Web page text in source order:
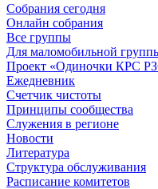
Собрания сегодня
Онлайн собрания
Все группы
Для маломобильной
Проект «Одиночки КРС
Ежедневник
Счетчик чистоты
Принципы сообщества
Служения в регионе
Новости
Литература
Структура обслуживания
Расписание комитетов